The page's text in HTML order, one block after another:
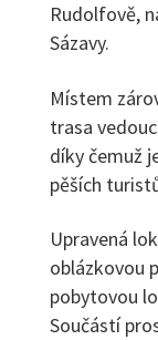
Rudolfově,
Sázavy.
Místem
trasa
díky čemuž
pěších
Upravená
oblázkovou
pobytovou
Součástí